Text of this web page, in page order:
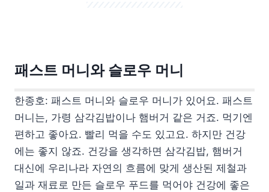
패스트 머니와 슬로우 머니
한종호: 패스트 머니와 슬로우 머니가 있어요. 패스트
머니는, 가령 삼각김밥이나 햄버거 같은 거죠. 먹기엔
편하고 좋아요. 빨리 먹을 수도 있고요. 하지만 건강
에는 좋지 않죠. 건강을 생각하면 삼각김밥, 햄버거
대신에 우리나라 자연의 흐름에 맞게 생산된 제철과
일과 재료로 만든 슬로우 푸드를 먹어야 건강에 좋은